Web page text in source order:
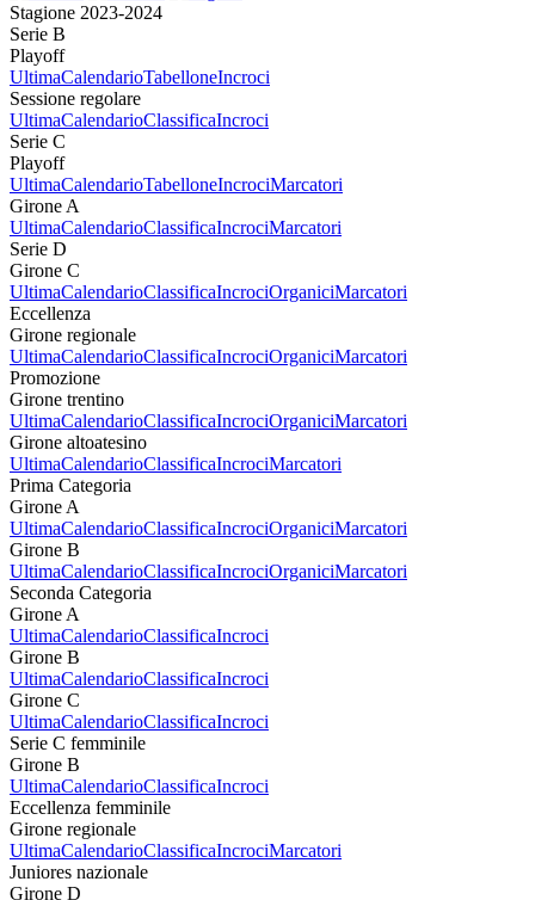
Stagione 2023-2024
Serie B
Playoff
UltimaCalendarioTabelloneIncroci
Sessione regolare
UltimaCalendarioClassificaIncroci
Serie C
Playoff
UltimaCalendarioTabelloneIncrociMarcatori
Girone A
UltimaCalendarioClassificaIncrociMarcatori
Serie D
Girone C
UltimaCalendarioClassificaIncrociOrganiciMarcatori
Eccellenza
Girone regionale
UltimaCalendarioClassificaIncrociOrganiciMarcatori
Promozione
Girone trentino
UltimaCalendarioClassificaIncrociOrganiciMarcatori
Girone altoatesino
UltimaCalendarioClassificaIncrociMarcatori
Prima Categoria
Girone A
UltimaCalendarioClassificaIncrociOrganiciMarcatori
Girone B
UltimaCalendarioClassificaIncrociOrganiciMarcatori
Seconda Categoria
Girone A
UltimaCalendarioClassificaIncroci
Girone B
UltimaCalendarioClassificaIncroci
Girone C
UltimaCalendarioClassificaIncroci
Serie C femminile
Girone B
UltimaCalendarioClassificaIncroci
Eccellenza femminile
Girone regionale
UltimaCalendarioClassificaIncrociMarcatori
Juniores nazionale
Girone D